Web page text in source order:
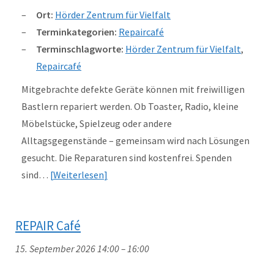
Ort: Hörder Zentrum für Vielfalt
Terminkategorien: Repaircafé
Terminschlagworte: Hörder Zentrum für Vielfalt,
Repaircafé
Mitgebrachte defekte Geräte können mit freiwilligen
Bastlern repariert werden. Ob Toaster, Radio, kleine
Möbelstücke, Spielzeug oder andere
Alltagsgegenstände – gemeinsam wird nach Lösungen
gesucht. Die Reparaturen sind kostenfrei. Spenden
sind… Weiterlesen
REPAIR Café
15. September 2026 14:00–16:00